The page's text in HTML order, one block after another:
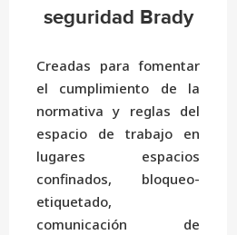
seguridad Brady
Creadas para fomentar
el cumplimiento de la
normativa y reglas del
espacio de trabajo en
lugares espacios
confinados, bloqueo-
etiquetado,
comunicación de